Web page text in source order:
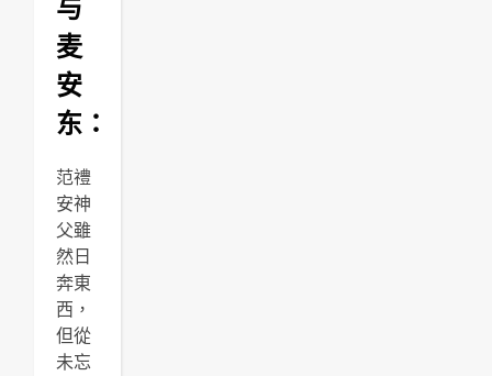
与
麦
安
东：
范禮
安神
父雖
然日
奔東
西，
但從
未忘